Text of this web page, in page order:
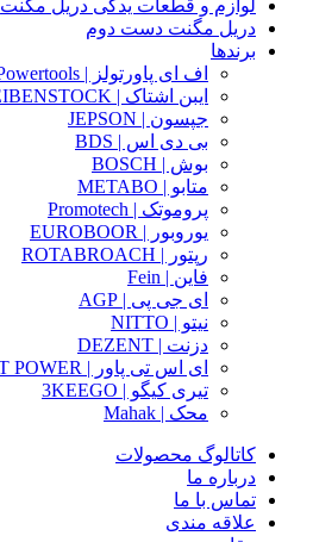
لوازم و قطعات یدکی دریل مگنت
دریل مگنت دست دوم
برندها
اف ای پاورتولز | FE Powertools
ایبن اشتاک | EIBENSTOCK
جپسون | JEPSON
بی دی اس | BDS
بوش | BOSCH
متابو | METABO
پروموتک | Promotech
یوروبور | EUROBOOR
رپتور | ROTABROACH
فاین | Fein
ای جی پی | AGP
نیتو | NITTO
دزنت | DEZENT
ای اس تی پاور | AST POWER
تیری کیگو | 3KEEGO
محک | Mahak
کاتالوگ محصولات
درباره ما
تماس با ما
علاقه مندی